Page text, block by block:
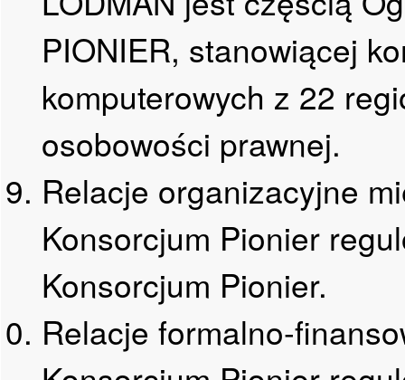
PIONIER, stanowiącej
komputerowych z 22
osobowości prawnej.
Relacje organizacyjne
Konsorcjum Pionier
Konsorcjum Pionier.
Relacje formalno-